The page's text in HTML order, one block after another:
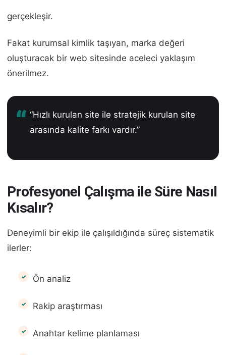
gerçekleşir.
Fakat kurumsal kimlik taşıyan, marka değeri
oluşturacak bir web sitesinde aceleci yaklaşım
önerilmez.
“Hızlı kurulan site ile stratejik kurulan site
arasında kalite farkı vardır.”
Profesyonel Çalışma ile Süre Nasıl
Kısalır?
Deneyimli bir ekip ile çalışıldığında süreç sistematik
ilerler:
Ön analiz
Rakip araştırması
Anahtar kelime planlaması